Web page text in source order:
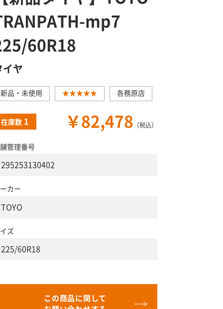
mp7
60R18
イヤ
新品・未使用 ★★★★★ 各務原店
在庫数 1 ￥82,478 （税込）
管理番号
295253130402
カー
TOYO
ズ
225/60R18
この商品に関して